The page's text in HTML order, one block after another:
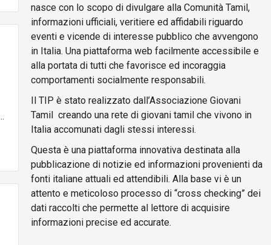
nasce con lo scopo di divulgare alla Comunità Tamil,
informazioni ufficiali, veritiere ed affidabili riguardo
eventi e vicende di interesse pubblico che avvengono
in Italia. Una piattaforma web facilmente accessibile e
alla portata di tutti che favorisce ed incoraggia
comportamenti socialmente responsabili.
Il TIP è stato realizzato dall’Associazione Giovani
Tamil creando una rete di giovani tamil che vivono in
Italia accomunati dagli stessi interessi.
Questa è una piattaforma innovativa destinata alla
pubblicazione di notizie ed informazioni provenienti da
fonti italiane attuali ed attendibili. Alla base vi è un
attento e meticoloso processo di “cross checking” dei
dati raccolti che permette al lettore di acquisire
informazioni precise ed accurate.